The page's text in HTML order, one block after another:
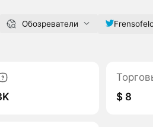
Обозреватели
$ 8